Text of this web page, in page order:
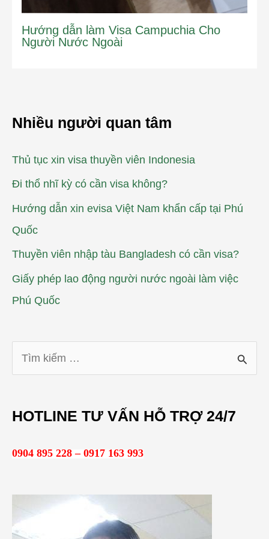
Hướng dẫn làm Visa Campuchia Cho
Người Nước Ngoài
Nhiều người quan tâm
Thủ tục xin visa thuyền viên Indonesia
Đi thổ nhĩ kỳ có cần visa không?
Hướng dẫn xin evisa Việt Nam khẩn cấp tại Phú
Quốc
Thuyền viên nhập tàu Bangladesh có cần visa?
Giấy phép lao động người nước ngoài làm việc
Phú Quốc
i
m
HOTLINE TƯ VẤN HỖ TRỢ 24/7
0904 895 228 – 0917 163 993